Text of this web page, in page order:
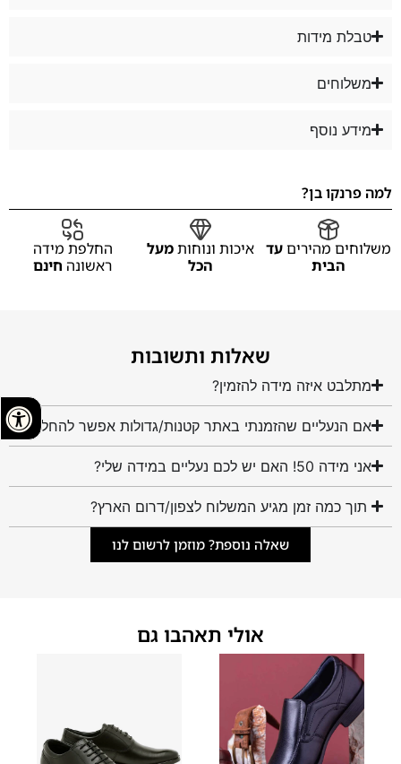
טבלת מידות
משלוחים
מידע נוסף
למה פרנקו בן?
משלוחים מהיריםעד
הבית
איכות ונוחותמעל
הכל
החלפת מידה
ראשונה חינם
שאלות ותשובות
מתלבט איזה מידה להזמין?
אם הנעליים שהזמנתי באתר קטנות/גדולות אפשר להחליף?
אני מידה 50! האם יש לכם נעליים במידה שלי?
תוך כמה זמן מגיע המשלוח לצפון/דרום הארץ?
שאלה נוספת? מוזמן לרשום לנו
אולי תאהבו גם